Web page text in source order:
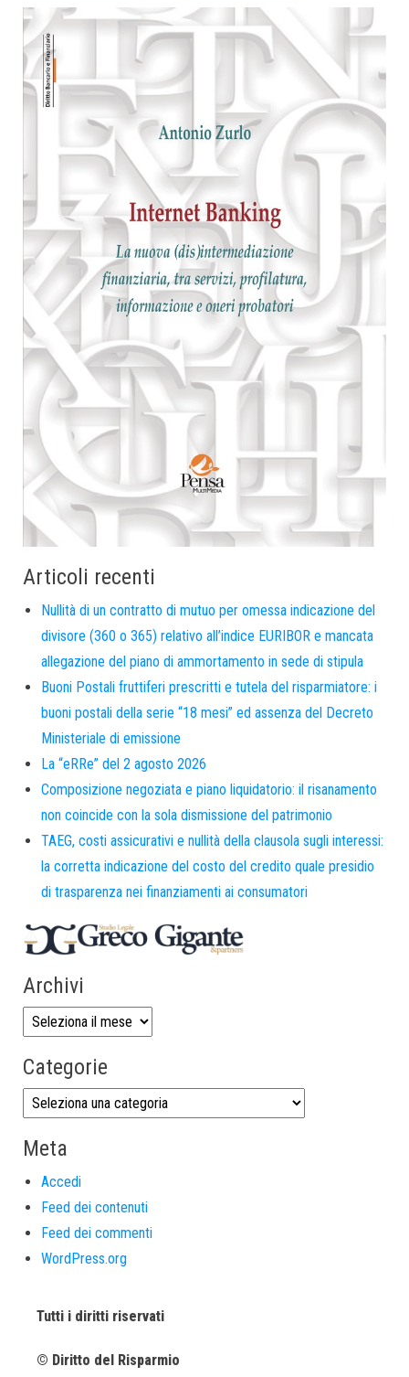
Articoli recenti
Nullità di un contratto di mutuo per omessa indicazione del
divisore (360 o 365) relativo all’indice EURIBOR e mancata
allegazione del piano di ammortamento in sede di stipula
Buoni Postali fruttiferi prescritti e tutela del risparmiatore: i
buoni postali della serie “18 mesi” ed assenza del Decreto
Ministeriale di emissione
La “eRRe” del 2 agosto 2026
Composizione negoziata e piano liquidatorio: il risanamento
non coincide con la sola dismissione del patrimonio
TAEG, costi assicurativi e nullità della clausola sugli interessi:
la corretta indicazione del costo del credito quale presidio
di trasparenza nei finanziamenti ai consumatori
Archivi
Categorie
Meta
Accedi
Feed dei contenuti
Feed dei commenti
WordPress.org
Tutti i diritti riservati
© Diritto del Risparmio